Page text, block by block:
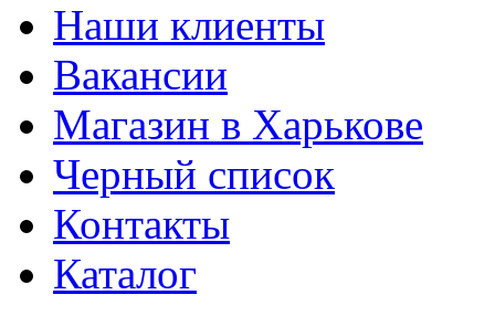
Наши клиенты
Вакансии
Магазин в Харькове
Черный список
Контакты
Каталог